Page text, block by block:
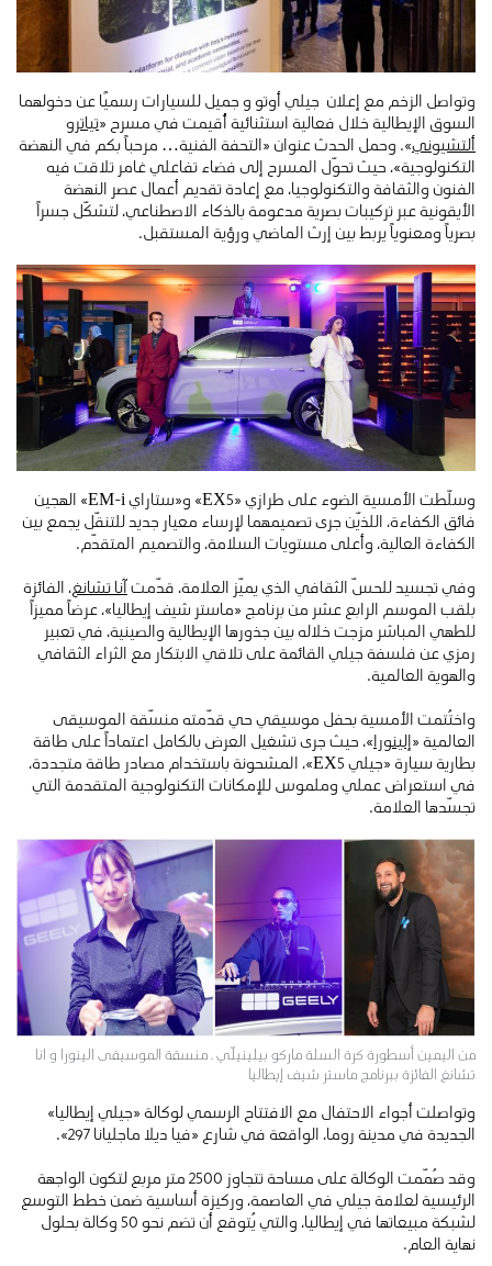
وتواصل الزخم مع إعلان جيلي أوتو و جميل للسيارات رسميًا عن دخولهما
السوق الإيطالية خلال فعالية استثنائية أُقيمت في مسرح «تياترو
ألتشيوني». وحمل الحدث عنوان «التحفة الفنية… مرحباً بكم في النهضة
التكنولوجية»، حيث تحوّل المسرح إلى فضاء تفاعلي غامر تلاقت فيه
الفنون والثقافة والتكنولوجيا، مع إعادة تقديم أعمال عصر النهضة
الأيقونية عبر تركيبات بصرية مدعومة بالذكاء الاصطناعي، لتشكّل جسراً
بصرياً ومعنوياً يربط بين إرث الماضي ورؤية المستقبل.
وسلّطت الأمسية الضوء على طرازي «EX5» و«ستاراي EM-i» الهجين
فائق الكفاءة، اللذيّن جرى تصميمهما لإرساء معيار جديد للتنقّل يجمع بين
الكفاءة العالية، وأعلى مستويات السلامة، والتصميم المتقدّم.
وفي تجسيد للحسّ الثقافي الذي يميّز العلامة، قدّمتآنا تشانغ، الفائزة
بلقب الموسم الرابع عشر من برنامج «ماستر شيف إيطاليا»، عرضاً مميزاً
للطهي المباشر مزجت خلاله بين جذورها الإيطالية والصينية، في تعبير
رمزي عن فلسفة جيلي القائمة على تلاقي الابتكار مع الثراء الثقافي
والهوية العالمية.
واختُتمت الأمسية بحفل موسيقي حي قدّمته منسّقة الموسيقى
العالمية «إلينورا»، حيث جرى تشغيل العرض بالكامل اعتماداً على طاقة
بطارية سيارة «جيلي EX5»، المشحونة باستخدام مصادر طاقة متجددة،
في استعراض عملي وملموس للإمكانات التكنولوجية المتقدمة التي
تجسّدها العلامة.
من اليمين أسطورة كرة السلة ماركو بيلينيلّي ، منسقة الموسيقى الينورا و انا
تشانغ الفائزة ببرنامج ماستر شيف إيطاليا
وتواصلت أجواء الاحتفال مع الافتتاح الرسمي لوكالة «جيلي إيطاليا»
الجديدة في مدينة روما، الواقعة في شارع «فيا ديلا ماجليانا 297».
وقد صُمّمت الوكالة على مساحة تتجاوز 2500 متر مربع لتكون الواجهة
الرئيسية لعلامة جيلي في العاصمة، وركيزة أساسية ضمن خطط التوسع
لشبكة مبيعاتها في إيطاليا، والتي يُتوقع أن تضم نحو 50 وكالة بحلول
نهاية العام.